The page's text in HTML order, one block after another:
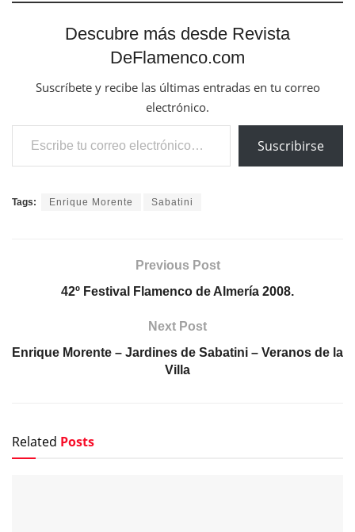
Descubre más desde Revista
DeFlamenco.com
Suscríbete y recibe las últimas entradas en tu correo
electrónico.
Escribe tu correo electrónico…
Suscribirse
Tags: Enrique Morente Sabatini
Previous Post
42º Festival Flamenco de Almería 2008.
Next Post
Enrique Morente – Jardines de Sabatini – Veranos de la
Villa
Related Posts